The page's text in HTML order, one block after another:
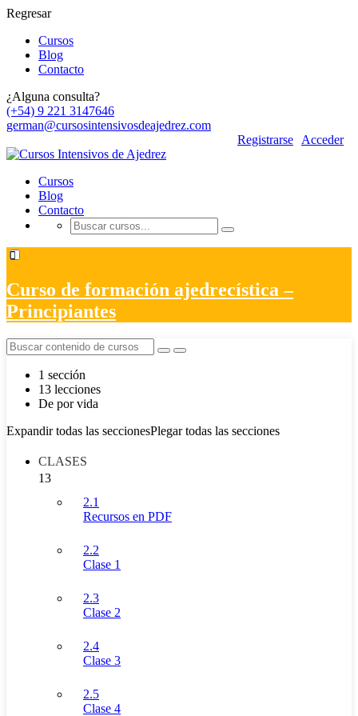
Regresar
Cursos
Blog
Contacto
¿Alguna consulta?
(+54) 9 221 3147646
german@cursosintensivosdeajedrez.com
Registrarse
Acceder
Cursos
Blog
Contacto
Curso de formación ajedrecística –
Principiantes
1 sección
13 lecciones
De por vida
Expandir todas las seccionesPlegar todas las secciones
CLASES
13
2.1
Recursos en PDF
2.2
Clase 1
2.3
Clase 2
2.4
Clase 3
2.5
Clase 4